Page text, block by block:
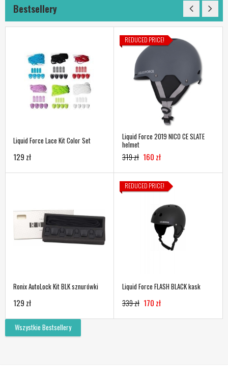
Bestsellery
Liquid Force Lace Kit Color Set
129 zł
Ronix AutoLock Kit BLK sznurówki
129 zł
REDUCED PRICE!
Liquid Force 2019 NICO CE SLATE
helmet
319 zł 160 zł
REDUCED PRICE!
Liquid Force FLASH BLACK kask
339 zł 170 zł
Wszystkie Bestsellery